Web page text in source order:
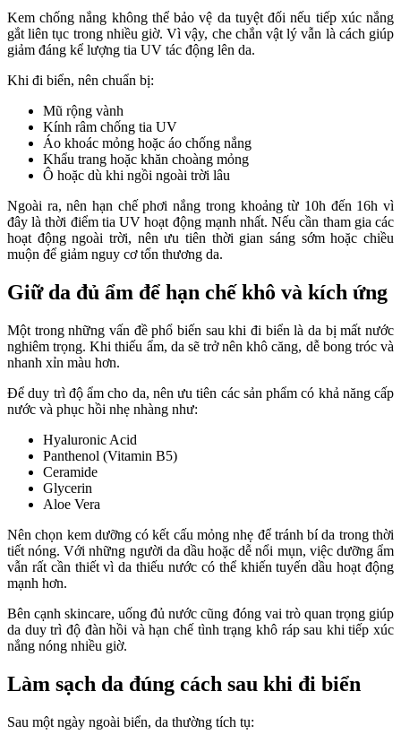
Kem chống nắng không thể bảo vệ da tuyệt đối nếu tiếp xúc nắng
gắt liên tục trong nhiều giờ. Vì vậy, che chắn vật lý vẫn là cách giúp
giảm đáng kể lượng tia UV tác động lên da.
Khi đi biển, nên chuẩn bị:
Mũ rộng vành
Kính râm chống tia UV
Áo khoác mỏng hoặc áo chống nắng
Khẩu trang hoặc khăn choàng mỏng
Ô hoặc dù khi ngồi ngoài trời lâu
Ngoài ra, nên hạn chế phơi nắng trong khoảng từ 10h đến 16h vì
đây là thời điểm tia UV hoạt động mạnh nhất. Nếu cần tham gia các
hoạt động ngoài trời, nên ưu tiên thời gian sáng sớm hoặc chiều
muộn để giảm nguy cơ tổn thương da.
Giữ da đủ ẩm để hạn chế khô và kích ứng
Một trong những vấn đề phổ biến sau khi đi biển là da bị mất nước
nghiêm trọng. Khi thiếu ẩm, da sẽ trở nên khô căng, dễ bong tróc và
nhanh xỉn màu hơn.
Để duy trì độ ẩm cho da, nên ưu tiên các sản phẩm có khả năng cấp
nước và phục hồi nhẹ nhàng như:
Hyaluronic Acid
Panthenol (Vitamin B5)
Ceramide
Glycerin
Aloe Vera
Nên chọn kem dưỡng có kết cấu mỏng nhẹ để tránh bí da trong thời
tiết nóng. Với những người da dầu hoặc dễ nổi mụn, việc dưỡng ẩm
vẫn rất cần thiết vì da thiếu nước có thể khiến tuyến dầu hoạt động
mạnh hơn.
Bên cạnh skincare, uống đủ nước cũng đóng vai trò quan trọng giúp
da duy trì độ đàn hồi và hạn chế tình trạng khô ráp sau khi tiếp xúc
nắng nóng nhiều giờ.
Làm sạch da đúng cách sau khi đi biển
Sau một ngày ngoài biển, da thường tích tụ: